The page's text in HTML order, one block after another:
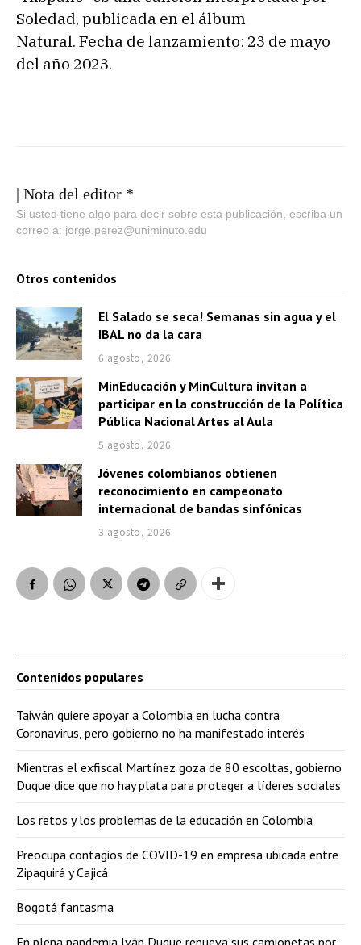
Soledad, publicada en el álbum
Natural. Fecha de lanzamiento: 23 de mayo
del año 2023.
| Nota del editor *
Si usted tiene algo para decir sobre esta publicación, escriba un
correo a: jorge.perez@uniminuto.edu
Otros contenidos
El Salado se seca! Semanas sin agua y el
IBAL no da la cara
6 agosto, 2026
MinEducación y MinCultura invitan a
participar en la construcción de la Política
Pública Nacional Artes al Aula
5 agosto, 2026
Jóvenes colombianos obtienen
reconocimiento en campeonato
internacional de bandas sinfónicas
3 agosto, 2026
Contenidos populares
Taiwán quiere apoyar a Colombia en lucha contra
Coronavirus, pero gobierno no ha manifestado interés
Mientras el exfiscal Martínez goza de 80 escoltas, gobierno
Duque dice que no hay plata para proteger a líderes sociales
Los retos y los problemas de la educación en Colombia
Preocupa contagios de COVID-19 en empresa ubicada entre
Zipaquirá y Cajicá
Bogotá fantasma